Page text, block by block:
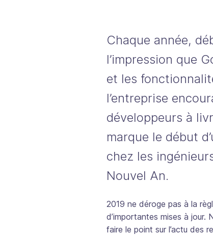
Chaque année,
l’impression que
et les
l’entreprise
développeurs à
marque le début
chez les
Nouvel An.
2019 ne déroge pas à la
d’importantes mises à jour.
faire le point sur l’actu des